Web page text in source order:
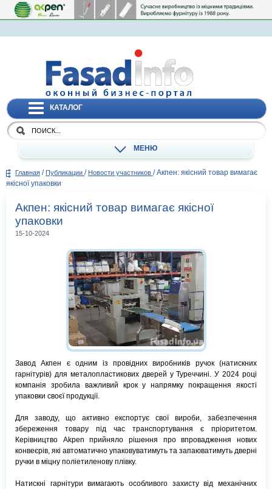
КАТАЛОГ
МЕНЮ
Главная / Публикации / Новости участников / Акпен: якісний товар вимагає
якісної упаковки
Акпен: якісний товар вимагає якісної
упаковки
15-10-2024
Завод Акпен є одним із провідних виробників ручок (натискних
гарнітурів) для металопластикових дверей у Туреччині. У 2024 році
компанія зробила важливий крок у напрямку покращення якості
упаковки своєї продукції.
Для заводу, що активно експортує свої вироби, забезпечення
збереження товару під час транспортування є пріоритетом.
Керівництво Akpen прийняло рішення про впровадження нових
конвеєрів, які автоматично упаковуватимуть та запаюватимуть дверні
ручки в міцну поліетиленову плівку.
Натискні гарнітури вимагають особливого захисту від механічних